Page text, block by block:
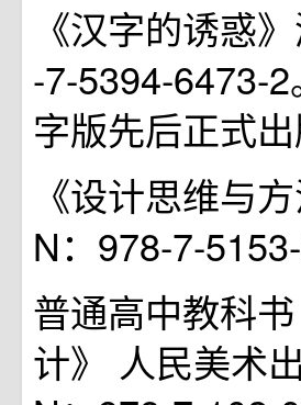
《汉字的诱惑
-7-5394-6473-
字版先后正式
《设计思维与
N：978-7-
普通高中教科
计》 人民美术